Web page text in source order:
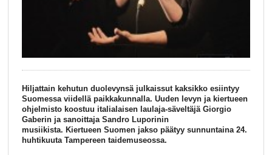
Hiljattain kehutun duolevynsä julkaissut kaksikko esiintyy
Suomessa viidellä paikkakunnalla. Uuden levyn ja kiertueen
ohjelmisto koostuu italialaisen laulaja-säveltäjä Giorgio
Gaberin ja sanoittaja Sandro Luporinin
musiikista. Kiertueen Suomen jakso päätyy sunnuntaina 24.
huhtikuuta Tampereen taidemuseossa.